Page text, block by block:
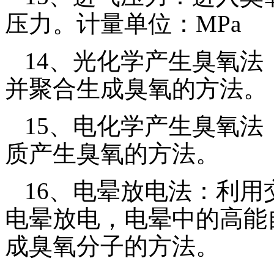
压力。计量单位： MPa
14、光化学产生臭氧
并聚合生成臭氧的方法。
15、电化学产生臭氧
质产生臭氧的方法。
16、电晕放电法：利
电晕放电，电晕中的高
成臭氧分子的方法。